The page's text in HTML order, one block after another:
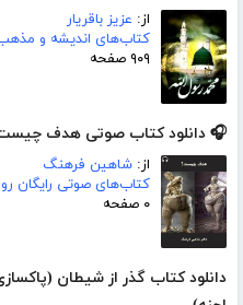
از: عزیز باقریار
کتاب‌های اندیشه و
۹۰۹ صفحه
🎧 دانلود کتاب صوتی هدف
از: شاهین فرهنگ
کتاب‌های صوتی رایگان
۰ صفحه
دانلود کتاب گذر از شیطان